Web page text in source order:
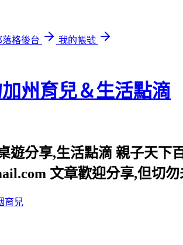
格後台
我的帳號
州育兒＆生活點滴
遊分享,生活點滴 親子天下
文章歡迎分享,但切
育兒